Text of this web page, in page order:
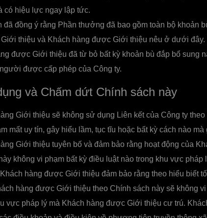
có hiệu lực ngay lập tức.
đã đồng ý rằng Phần thưởng đã bao gồm toàn bộ khoản
Giới thiệu và Khách hàng được Giới thiệu nêu ở dưới
được Giới thiệu đã từ bỏ bất kỳ khoản bù đắp bổ sung
được cấp phép của Công ty.
và Chấm dứt Chính sách này
Giới thiệu sẽ không sử dụng Liên kết của Công ty
mất uy tín, gây hiểu lầm, tục tĩu hoặc bất kỳ cách nào
Giới thiệu tuyên bố và đảm bảo rằng hoạt động của
không vi phạm bất kỳ điều luật nào trong khu vực pháp
hàng được Giới thiệu đảm bảo rằng theo hiểu biết
hàng được Giới thiệu theo Chính sách này sẽ không
vực pháp lý mà Khách hàng được Giới thiệu cư trú.